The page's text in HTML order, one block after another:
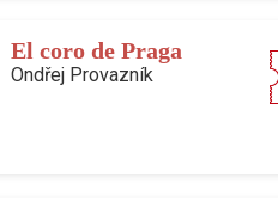
El coro de Praga
Ondřej Provazník